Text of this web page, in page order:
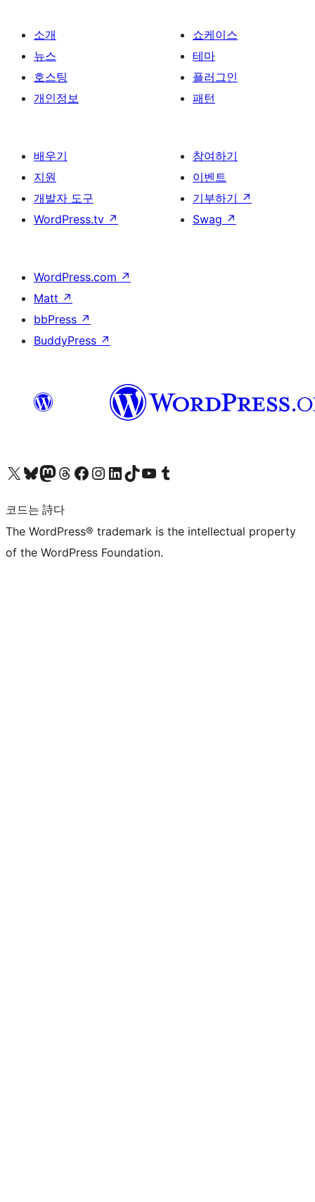
소개
뉴스
호스팅
개인정보
쇼케이스
테마
플러그인
패턴
배우기
지원
개발자 도구
WordPress.tv ↗
참여하기
이벤트
기부하기 ↗
Swag ↗
WordPress.com ↗
Matt ↗
bbPress ↗
BuddyPress ↗
X(이전 트위터) 계정 방문하기블루스카이 계정 방문하기마스토돈 계정 방문하기스레드 계정 방문하기 페이스북 페이지 방문하기인스타그램 계정 방문하기 LinkedIn 계정 방문하기틱톡 계정 방문하기유튜브 채널 방문하기 텀블러 계정 방문하기
코드는 詩다
The WordPress® trademark is the intellectual property
of the WordPress Foundation.